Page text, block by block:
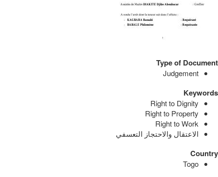
Type of Document
Judgement
Keywords
Right to Dignity
Right to Property
Right to Work
الاعتقال والاحتجاز التعسفي
Country
Togo